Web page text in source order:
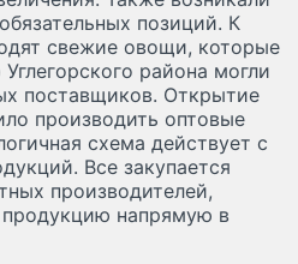
позиций. К
свежие овощи, которые
района могли
поставщиков. Открытие
производить оптовые
схема действует с
Все закупается
производителей,
напрямую в